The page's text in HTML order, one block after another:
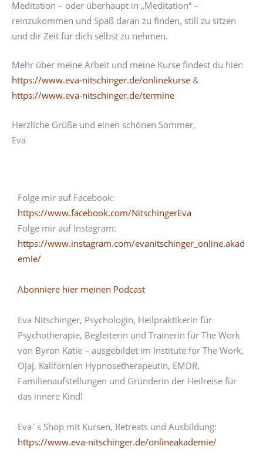
Meditation – oder überhaupt in „Meditation“ –
reinzukommen und Spaß daran zu finden, still zu sitzen
und dir Zeit für dich selbst zu nehmen.
Mehr über meine Arbeit und meine Kurse findest du hier:
https://www.eva-nitschinger.de/onlinekurse &
https://www.eva-nitschinger.de/termine
Herzliche Grüße und einen schönen Sommer,
Eva
Folge mir auf Facebook:
https://www.facebook.com/NitschingerEva
Folge mir auf Instagram:
https://www.instagram.com/evanitschinger_online.akad
emie/
Abonniere hier meinen Podcast
Eva Nitschinger, Psychologin, Heilpraktikerin für
Psychotherapie, Begleiterin und Trainerin für The Work
von Byron Katie – ausgebildet im Institute for The Work,
Ojaj, Kalifornien Hypnosetherapeutin, EMDR,
Familienaufstellungen und Gründerin der Heilreise für
das innere Kind!
Eva´s Shop mit Kursen, Retreats und Ausbildung:
https://www.eva-nitschinger.de/onlineakademie/